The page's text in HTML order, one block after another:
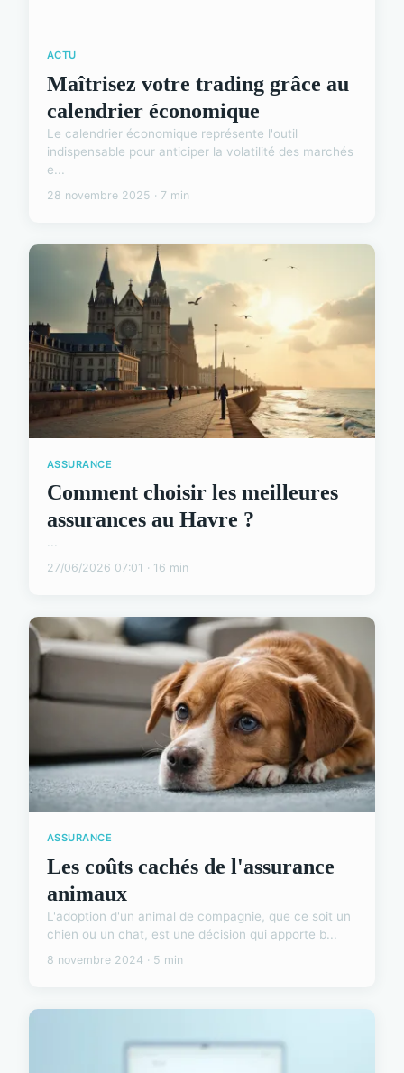
ACTU
Maîtrisez votre trading grâce au
calendrier économique
Le calendrier économique représente l'outil
indispensable pour anticiper la volatilité des marchés
e...
28 novembre 2025 · 7 min
ASSURANCE
Comment choisir les meilleures
assurances au Havre ?
...
27/06/2026 07:01 · 16 min
ASSURANCE
Les coûts cachés de l'assurance
animaux
L'adoption d'un animal de compagnie, que ce soit un
chien ou un chat, est une décision qui apporte b...
8 novembre 2024 · 5 min